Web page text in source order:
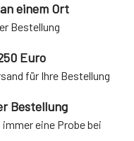
einem Ort
Bestellung
Euro
für Ihre Bestellung
Bestellung
immer eine Probe bei